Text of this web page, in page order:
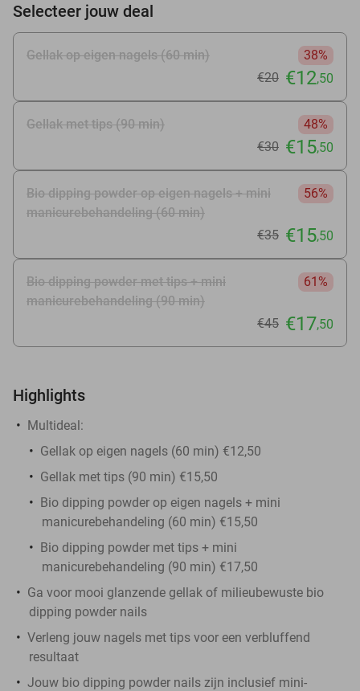
Selecteer jouw deal
Gellak op eigen nagels (60 min)
38%
€20 €12,50
Gellak met tips (90 min)
48%
€30 €15,50
Bio dipping powder op eigen nagels + mini
manicurebehandeling (60 min)
56%
€35 €15,50
Bio dipping powder met tips + mini
manicurebehandeling (90 min)
61%
€45 €17,50
Highlights
Multideal:
Gellak op eigen nagels (60 min) €12,50
Gellak met tips (90 min) €15,50
Bio dipping powder op eigen nagels + mini
manicurebehandeling (60 min) €15,50
Bio dipping powder met tips + mini
manicurebehandeling (90 min) €17,50
Ga voor mooi glanzende gellak of milieubewuste bio
dipping powder nails
Verleng jouw nagels met tips voor een verbluffend
resultaat
Jouw bio dipping powder nails zijn inclusief mini-